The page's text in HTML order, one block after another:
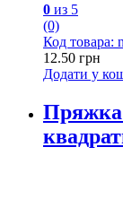
0 из 5
(0)
Код товара:
12.50 грн
Додати у
Пряжка